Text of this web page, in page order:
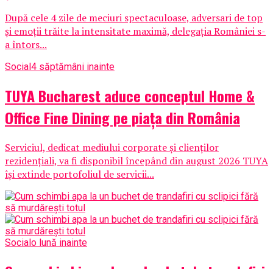
După cele 4 zile de meciuri spectaculoase, adversari de top
și emoții trăite la intensitate maximă, delegația României s-
a întors...
Social 4 săptămâni inainte
TUYA Bucharest aduce conceptul Home &
Office Fine Dining pe piața din România
Serviciul, dedicat mediului corporate și clienților
rezidențiali, va fi disponibil începând din august 2026 TUYA
își extinde portofoliul de servicii...
Social o lună inainte